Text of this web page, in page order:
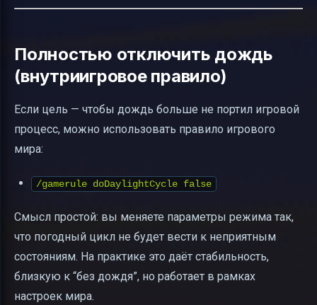
Полностью отключить дождь
(внутриигровое правило)
Если цель — чтобы дождь больше не портил игровой
процесс, можно использовать правило игрового
мира:
/gamerule doDaylightCycle false
Смысл простой: вы меняете параметры режима так,
что погодный цикл не будет вести к неприятным
состояниям. На практике это даёт стабильность,
близкую к “без дождя”, но работает в рамках
настроек мира.